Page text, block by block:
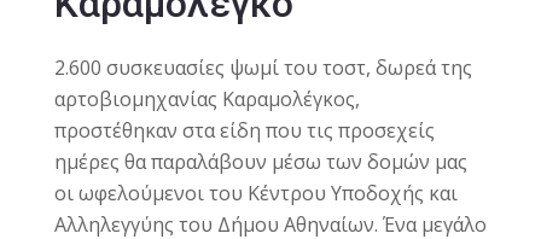
2.600 συσκευασίες ψωμί του τοστ, δωρεά της
αρτοβιομηχανίας Καραμολέγκος,
προστέθηκαν στα είδη που τις προσεχείς
ημέρες θα παραλάβουν μέσω των δομών μας
οι ωφελούμενοι του Κέντρου Υποδοχής και
Αλληλεγγύης του Δήμου Αθηναίων. Ένα μεγάλο